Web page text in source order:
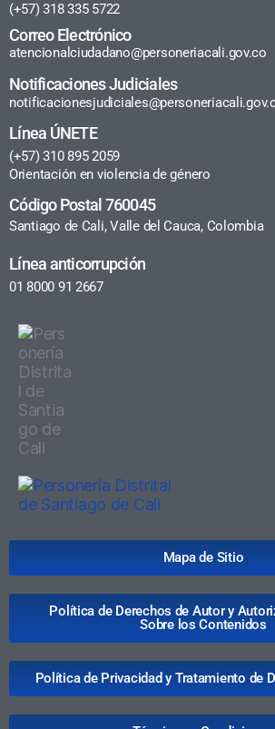
(+57) 318 335 5722
Correo Electrónico
atencionalciudadano@personeriacali.gov.co
Notificaciones Judiciales
Línea ÚNETE
(+57) 310 895 2059
Orientación en violencia de género
Código Postal 760045
Santiago de Cali, Valle del Cauca, Colombia
Línea anticorrupción
01 8000 91 2667
Mapa de Sitio
Política de Derechos de Autor y
Sobre los Contenidos
Política de Privacidad y Tratamiento de